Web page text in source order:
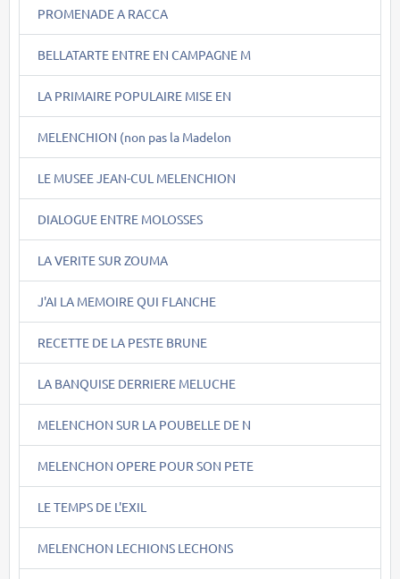
PROMENADE A RACCA
BELLATARTE ENTRE EN CAMPAGNE M
LA PRIMAIRE POPULAIRE MISE EN
MELENCHION (non pas la Madelon
LE MUSEE JEAN-CUL MELENCHION
DIALOGUE ENTRE MOLOSSES
LA VERITE SUR ZOUMA
J'AI LA MEMOIRE QUI FLANCHE
RECETTE DE LA PESTE BRUNE
LA BANQUISE DERRIERE MELUCHE
MELENCHON SUR LA POUBELLE DE N
MELENCHON OPERE POUR SON PETE
LE TEMPS DE L'EXIL
MELENCHON LECHIONS LECHONS